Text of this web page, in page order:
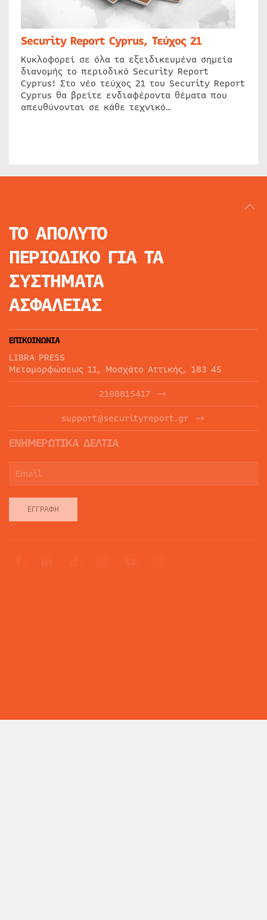
Security Report Cyprus, Τεύχος 21
Κυκλοφορεί σε όλα τα εξειδικευμένα σημεία
διανομής το περιοδικό Security Report
Cyprus! Στο νέο τεύχος 21 του Security Report
Cyprus θα βρείτε ενδιαφέροντα θέματα που
απευθύνονται σε κάθε τεχνικό…
ΤΟ ΑΠΟΛΥΤΟ
ΠΕΡΙΟΔΙΚΟ ΓΙΑ ΤΑ
ΣΥΣΤΗΜΑΤΑ
ΑΣΦΑΛΕΙΑΣ
ΕΠΙΚΟΙΝΩΝΙΑ
LIBRA PRESS
Μεταμορφώσεως 11, Μοσχάτο Αττικής, 183 45
2108815417
support@securityreport.gr
ΕΝΗΜΕΡΩΤΙΚΑ ΔΕΛΤΙΑ
ΕΓΓΡΑΦΉ